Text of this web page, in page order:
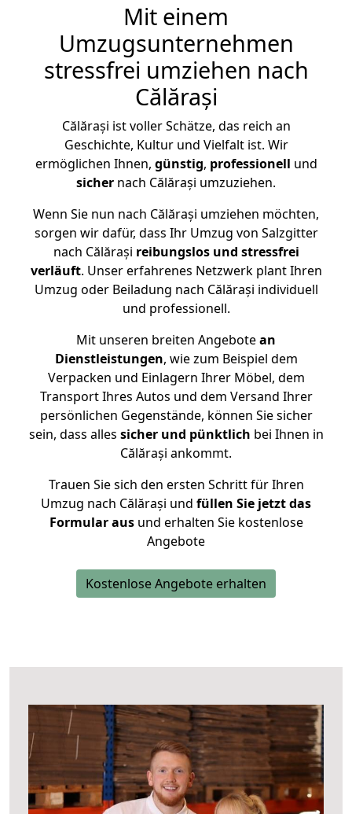
Mit einem
Umzugsunternehmen
stressfrei umziehen nach
Călărași
Călărași ist voller Schätze, das reich an
Geschichte, Kultur und Vielfalt ist. Wir
ermöglichen Ihnen, günstig, professionell und
sicher nach Călărași umzuziehen.
Wenn Sie nun nach Călărași umziehen möchten,
sorgen wir dafür, dass Ihr Umzug von Salzgitter
nach Călărași reibungslos und stressfrei
verläuft. Unser erfahrenes Netzwerk plant Ihren
Umzug oder Beiladung nach Călărași individuell
und professionell.
Mit unseren breiten Angebotean
Dienstleistungen, wie zum Beispiel dem
Verpacken und Einlagern Ihrer Möbel, dem
Transport Ihres Autos und dem Versand Ihrer
persönlichen Gegenstände, können Sie sicher
sein, dass alles sicher und pünktlich bei Ihnen in
Călărași ankommt.
Trauen Sie sich den ersten Schritt für Ihren
Umzug nach Călărași und füllen Sie jetzt das
Formular ausund erhalten Sie kostenlose
Angebote
Kostenlose Angebote erhalten